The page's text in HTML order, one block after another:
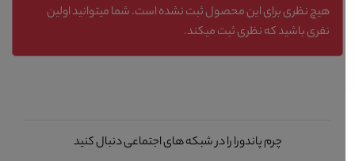
هیچ نظری برای این محصول ثبت نشده است. شما میتوانید اولین
نفری باشید که نظری ثبت میکند.
چرم پاندورا را در شبکه های اجتماعی دنبال کنید